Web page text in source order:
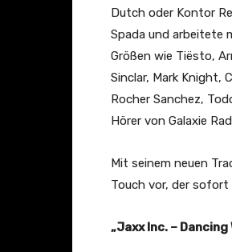
Dutch oder Kontor
Spada und arbeitete
Größen wie Tiësto,
Sinclar, Mark Knight,
Rocher Sanchez,
Hörer von Galaxie
Mit seinem neuen
Touch vor, der sofort
„Jaxx Inc. –